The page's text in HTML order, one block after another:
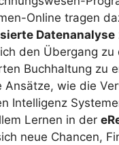
Online tragen
Datenanalyse
den Übergang zu
Buchhaltung zu
Ansätze, wie die
Intelligenz
Lernen in der
neue Chancen,